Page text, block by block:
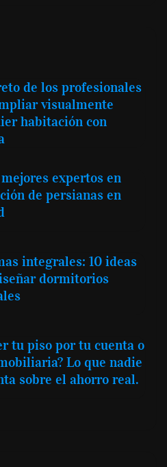
de los profesionales
visualmente
habitación con
expertos en
de persianas en
integrales: 10 ideas
dormitorios
tu piso por tu cuenta o
Lo que nadie
sobre el ahorro real.